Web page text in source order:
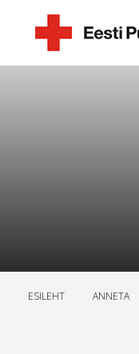
ESILEHT ANNETA